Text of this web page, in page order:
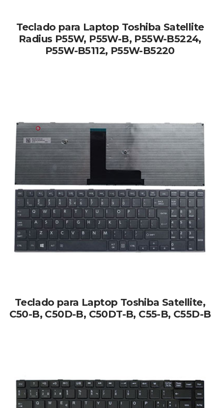
Teclado para Laptop Toshiba Satellite
Radius P55W, P55W-B, P55W-B5224,
P55W-B5112, P55W-B5220
Teclado para Laptop Toshiba Satellite,
C50-B, C50D-B, C50DT-B, C55-B, C55D-B